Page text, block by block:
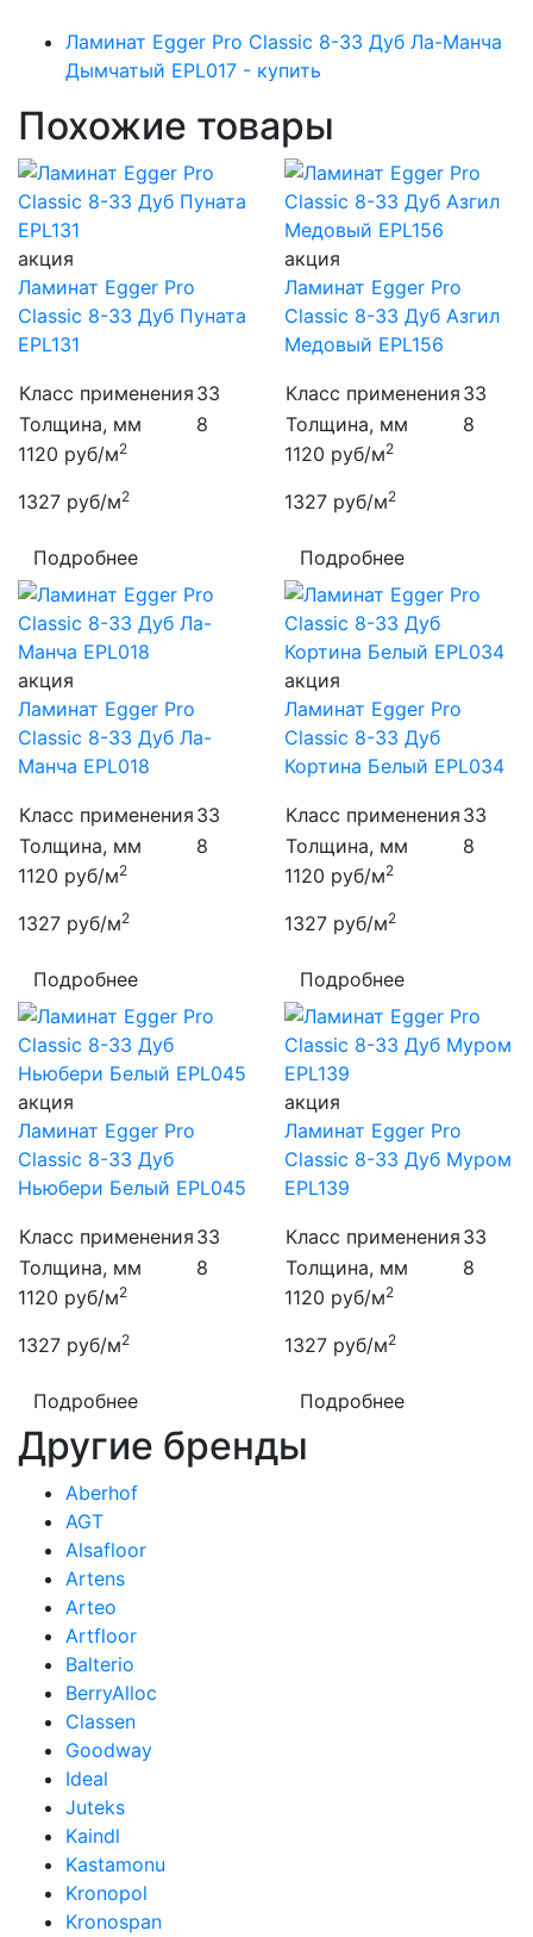
Ламинат Egger Pro Classic 8-33 Дуб Ла-Манча
Дымчатый EPL017 - купить
Похожие товары
акция
Ламинат Egger Pro
Classic 8-33 Дуб Пуната
EPL131
Класс применения 33
Толщина, мм
8
1120 руб/м2
1327 руб/м2
Подробнее
акция
Ламинат Egger Pro
Classic 8-33 Дуб Азгил
Медовый EPL156
Класс применения 33
Толщина, мм
8
1120 руб/м2
1327 руб/м2
Подробнее
акция
Ламинат Egger Pro
Classic 8-33 Дуб Ла-
Манча EPL018
Класс применения 33
Толщина, мм
8
1120 руб/м2
1327 руб/м2
Подробнее
акция
Ламинат Egger Pro
Classic 8-33 Дуб
Кортина Белый EPL034
Класс применения 33
Толщина, мм
8
1120 руб/м2
1327 руб/м2
Подробнее
акция
Ламинат Egger Pro
Classic 8-33 Дуб
Ньюбери Белый EPL045
Класс применения 33
Толщина, мм
8
1120 руб/м2
1327 руб/м2
Подробнее
акция
Ламинат Egger Pro
Classic 8-33 Дуб Муром
EPL139
Класс применения 33
Толщина, мм
8
1120 руб/м2
1327 руб/м2
Подробнее
Другие бренды
Aberhof
AGT
Alsafloor
Artens
Arteo
Artfloor
Balterio
BerryAlloc
Classen
Goodway
Ideal
Juteks
Kaindl
Kastamonu
Kronopol
Kronospan